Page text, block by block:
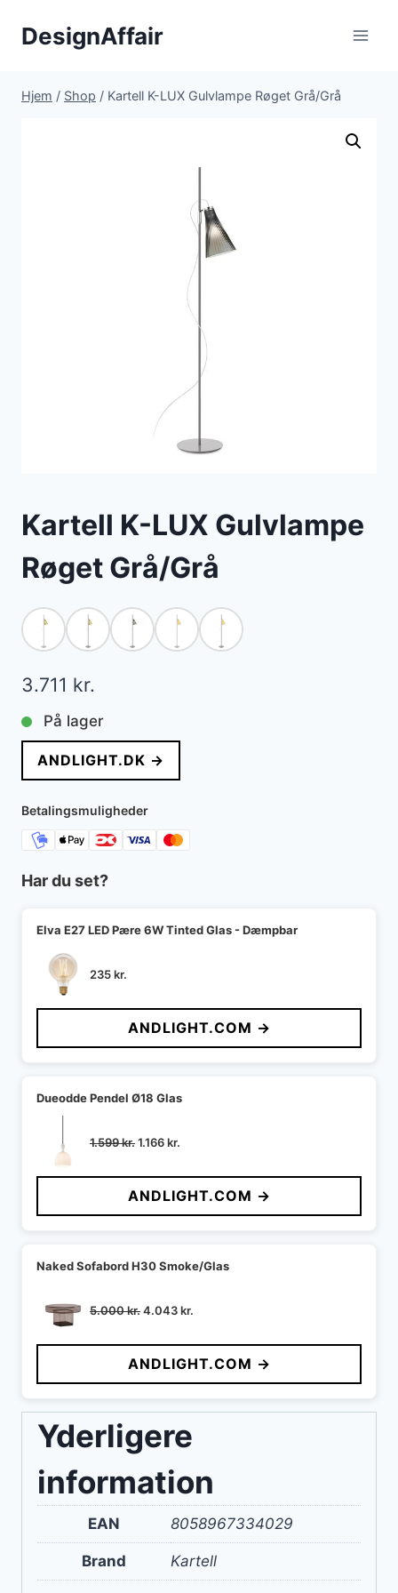
DesignAffair
Hjem / Shop / Kartell K-LUX Gulvlampe Røget Grå/Grå
Kartell K-LUX Gulvlampe
Røget Grå/Grå
3.711 kr.
På lager
ANDLIGHT.DK →
Betalingsmuligheder
Har du set?
Elva E27 LED Pære 6W Tinted Glas - Dæmpbar
235kr.
ANDLIGHT.COM →
Dueodde Pendel Ø18 Glas
1.599kr.Den
pris
var:
1.599 kr..
1.166kr.
pris
er:
1.166 kr..
ANDLIGHT.COM →
Naked Sofabord H30 Smoke/Glas
5.000kr.Den
pris
var:
5.000 kr..
4.043kr.
pris
er:
4.043 kr..
ANDLIGHT.COM →
Yderligere
information
EAN 8058967334029
Brand Kartell